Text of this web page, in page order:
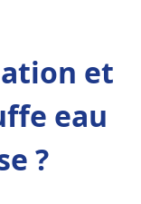
et
eau
?